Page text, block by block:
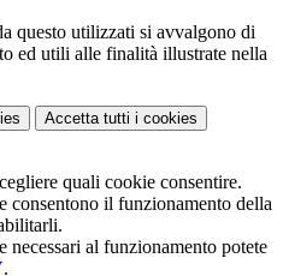
questo utilizzati si avvalgono di
ed utili alle finalità illustrate nella
Accetta tutti i cookies
quali cookie consentire.
consentono il funzionamento della
necessari al funzionamento potete
.